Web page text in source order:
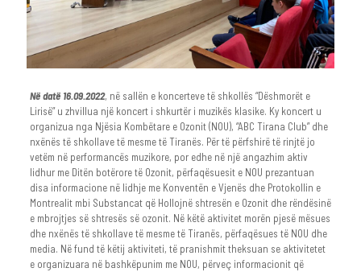
Në datë 16.09.2022, në sallën e koncerteve të shkollës “Dëshmorët e
Lirisë” u zhvillua një koncert i shkurtër i muzikës klasike. Ky koncert u
organizua nga Njësia Kombëtare e Ozonit (NOU), “ABC Tirana Club” dhe
nxënës të shkollave të mesme të Tiranës. Për të përfshirë të rinjtë jo
vetëm në performancës muzikore, por edhe në një angazhim aktiv
lidhur me Ditën botërore të Ozonit, përfaqësuesit e NOU prezantuan
disa informacione në lidhje me Konventën e Vjenës dhe Protokollin e
Montrealit mbi Substancat që Hollojnë shtresën e Ozonit dhe rëndësinë
e mbrojtjes së shtresës së ozonit. Në këtë aktivitet morën pjesë mësues
dhe nxënës të shkollave të mesme të Tiranës, përfaqësues të NOU dhe
media. Në fund të këtij aktiviteti, të pranishmit theksuan se aktivitetet
e organizuara në bashkëpunim me NOU, përveç informacionit që